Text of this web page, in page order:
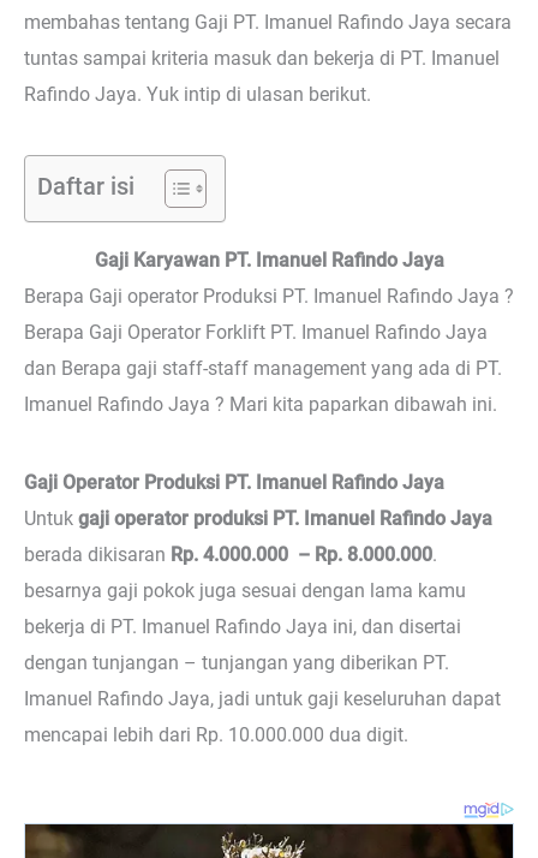
membahas tentang Gaji PT. Imanuel Rafindo Jaya secara
tuntas sampai kriteria masuk dan bekerja di PT. Imanuel
Rafindo Jaya. Yuk intip di ulasan berikut.
Daftar isi
Gaji Karyawan PT. Imanuel Rafindo Jaya
Berapa Gaji operator Produksi PT. Imanuel Rafindo Jaya ?
Berapa Gaji Operator Forklift PT. Imanuel Rafindo Jaya
dan Berapa gaji staff-staff management yang ada di PT.
Imanuel Rafindo Jaya ? Mari kita paparkan dibawah ini.
Gaji Operator Produksi PT. Imanuel Rafindo Jaya
Untuk gaji operator produksi PT. Imanuel Rafindo Jaya
berada dikisaran Rp. 4.000.000 – Rp. 8.000.000.
besarnya gaji pokok juga sesuai dengan lama kamu
bekerja di PT. Imanuel Rafindo Jaya ini, dan disertai
dengan tunjangan – tunjangan yang diberikan PT.
Imanuel Rafindo Jaya, jadi untuk gaji keseluruhan dapat
mencapai lebih dari Rp. 10.000.000 dua digit.